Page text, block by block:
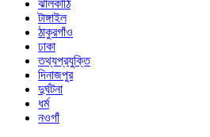
ঝালকাঠি
টাঙ্গাইল
ঠাকুরগাঁও
ঢাকা
তথ্যপ্রযুক্তি
দিনাজপুর
দুর্ঘটনা
ধর্ম
নওগাঁ